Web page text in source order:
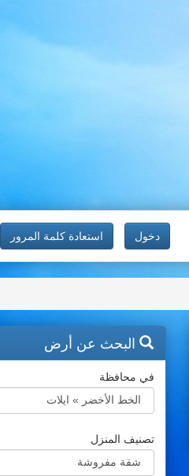
دخول استعادة كلمة المرور
البحث عن أرض
في محافظة
تصنيف المنزل